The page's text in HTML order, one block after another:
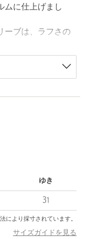
ムに仕上げまし
ーブは、ラフさの
ントです。
。
ゆき
31
により採寸されています。
サイズガイドを見る